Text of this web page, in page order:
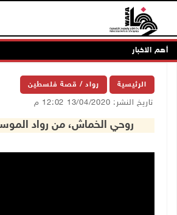
أهم الاخبار
الرئيسية رواد / قصة فلسطين
تاريخ النشر: 13/04/2020 12:02 م
روحي الخماش، من رواد